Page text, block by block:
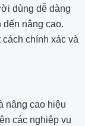
dùng dễ dàng
nâng cao.
chính xác và
nâng cao hiệu
các nghiệp vụ